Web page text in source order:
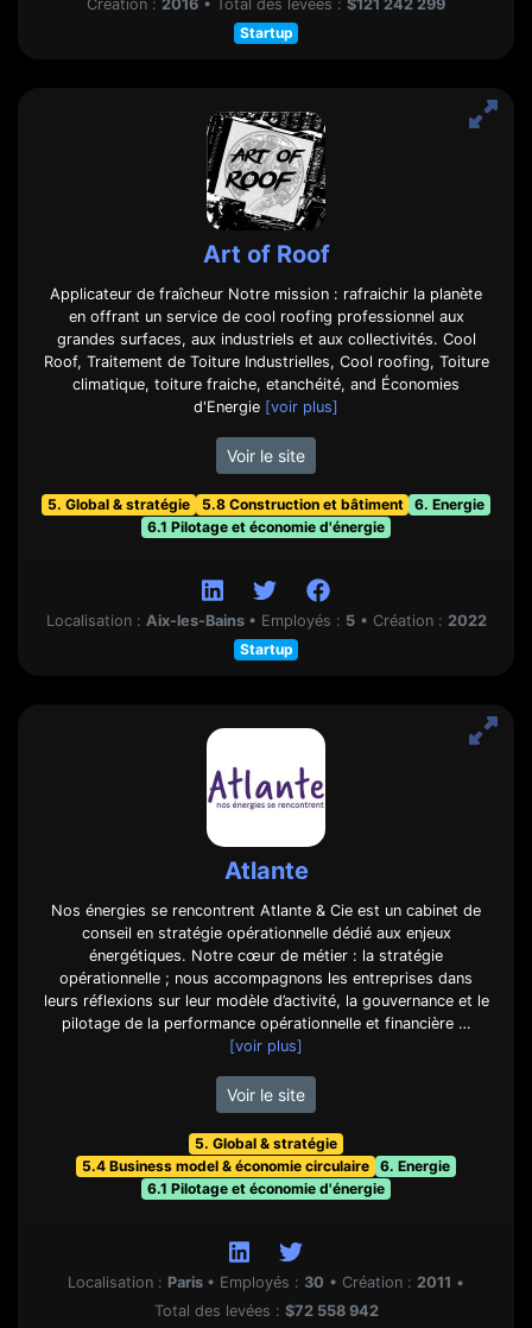
Création : 2016 • Total des levées : $121 242 299
Startup
Art of Roof
Applicateur de fraîcheur Notre mission : rafraichir la planète
en offrant un service de cool roofing professionnel aux
grandes surfaces, aux industriels et aux collectivités. Cool
Roof, Traitement de Toiture Industrielles, Cool roofing, Toiture
climatique, toiture fraiche, etanchéité, and Économies
d'Energie [voir plus]
Voir le site
5. Global & stratégie 5.8 Construction et bâtiment
6. Energie
6.1 Pilotage et économie d'énergie
Localisation : Aix-les-Bains • Employés : 5 • Création : 2022
Startup
Atlante
Nos énergies se rencontrent Atlante & Cie est un cabinet de
conseil en stratégie opérationnelle dédié aux enjeux
énergétiques. Notre cœur de métier : la stratégie
opérationnelle ; nous accompagnons les entreprises dans
leurs réflexions sur leur modèle d’activité, la gouvernance et le
pilotage de la performance opérationnelle et financière …
[voir plus]
Voir le site
5. Global & stratégie
5.4 Business model & économie circulaire
6. Energie
6.1 Pilotage et économie d'énergie
Localisation : Paris • Employés : 30 • Création : 2011 •
Total des levées : $72 558 942